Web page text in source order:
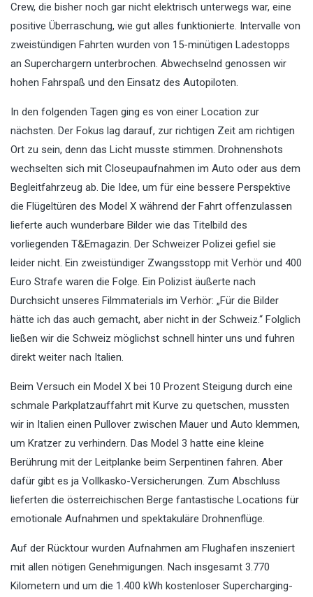
Crew, die bisher noch gar nicht elektrisch unterwegs war, eine
positive Überraschung, wie gut alles funktionierte. Intervalle von
zweistündigen Fahrten wurden von 15-minütigen Ladestopps
an Superchargern unterbrochen. Abwechselnd genossen wir
hohen Fahrspaß und den Einsatz des Autopiloten.
In den folgenden Tagen ging es von einer Location zur
nächsten. Der Fokus lag darauf, zur richtigen Zeit am richtigen
Ort zu sein, denn das Licht musste stimmen. Drohnenshots
wechselten sich mit Closeupaufnahmen im Auto oder aus dem
Begleitfahrzeug ab. Die Idee, um für eine bessere Perspektive
die Flügeltüren des Model X während der Fahrt offenzulassen
lieferte auch wunderbare Bilder wie das Titelbild des
vorliegenden T&Emagazin. Der Schweizer Polizei gefiel sie
leider nicht. Ein zweistündiger Zwangsstopp mit Verhör und 400
Euro Strafe waren die Folge. Ein Polizist äußerte nach
Durchsicht unseres Filmmaterials im Verhör: „Für die Bilder
hätte ich das auch gemacht, aber nicht in der Schweiz.“ Folglich
ließen wir die Schweiz möglichst schnell hinter uns und fuhren
direkt weiter nach Italien.
Beim Versuch ein Model X bei 10 Prozent Steigung durch eine
schmale Parkplatzauffahrt mit Kurve zu quetschen, mussten
wir in Italien einen Pullover zwischen Mauer und Auto klemmen,
um Kratzer zu verhindern. Das Model 3 hatte eine kleine
Berührung mit der Leitplanke beim Serpentinen fahren. Aber
dafür gibt es ja Vollkasko-Versicherungen. Zum Abschluss
lieferten die österreichischen Berge fantastische Locations für
emotionale Aufnahmen und spektakuläre Drohnenflüge.
Auf der Rücktour wurden Aufnahmen am Flughafen inszeniert
mit allen nötigen Genehmigungen. Nach insgesamt 3.770
Kilometern und um die 1.400 kWh kostenloser Supercharging-